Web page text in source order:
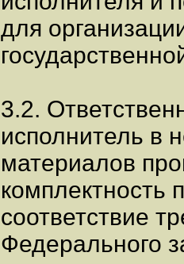
для
3.2.
исполнитель в
материалов
комплектность
соответствие
Федерального